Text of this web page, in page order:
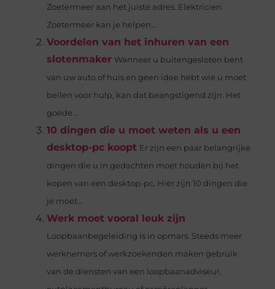
Zoetermeer aan het juiste adres. Elektricien
Zoetermeer kan je helpen...
Voordelen van het inhuren van een
slotenmaker Wanneer u buitengesloten bent
van uw auto of huis en geen idee hebt wie u moet
bellen voor hulp, kan dat beangstigend zijn. Het
goede...
10 dingen die u moet weten als u een
desktop-pc koopt Er zijn een paar belangrijke
dingen die u in gedachten moet houden bij het
kopen van een desktop-pc. Hier zijn 10 dingen die
je moet...
Werk moet vooral leuk zijn
Loopbaanbegeleiding is in opmars. Steeds meer
werknemers of werkzoekenden maken gebruik
van de diensten van een loopbaanadviseur,